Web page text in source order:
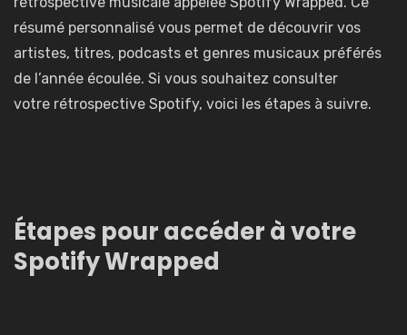
résumé personnalisé vous permet de découvrir vos
artistes, titres, podcasts et genres musicaux préférés
de l’année écoulée. Si vous souhaitez consulter
votre rétrospective Spotify, voici les étapes à suivre.
Étapes pour accéder à votre
Spotify Wrapped